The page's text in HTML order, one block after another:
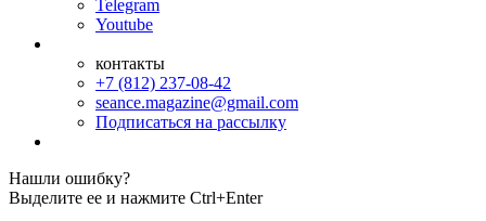
Telegram
Youtube
контакты
+7 (812) 237-08-42
seance.magazine@gmail.com
Подписаться на рассылку
Нашли ошибку?
Выделите ее и нажмите Ctrl+Enter